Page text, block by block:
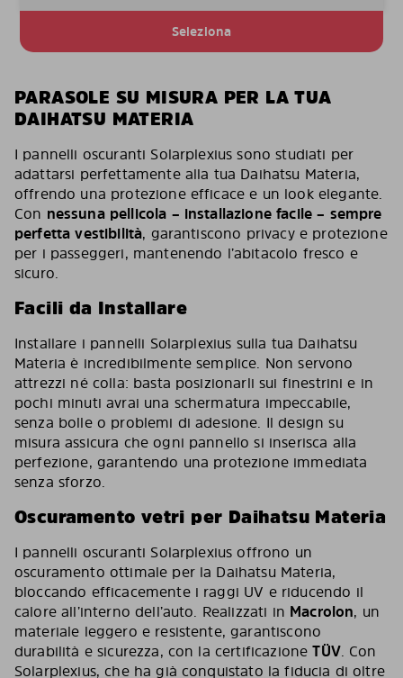
Seleziona
PARASOLE SU MISURA PER LA TUA
DAIHATSU MATERIA
I pannelli oscuranti Solarplexius sono studiati per
adattarsi perfettamente alla tua Daihatsu Materia,
offrendo una protezione efficace e un look elegante.
Con nessuna pellicola – installazione facile – sempre
perfetta vestibilità, garantiscono privacy e protezione
per i passeggeri, mantenendo l’abitacolo fresco e
sicuro.
Facili da Installare
Installare i pannelli Solarplexius sulla tua Daihatsu
Materia è incredibilmente semplice. Non servono
attrezzi né colla: basta posizionarli sui finestrini e in
pochi minuti avrai una schermatura impeccabile,
senza bolle o problemi di adesione. Il design su
misura assicura che ogni pannello si inserisca alla
perfezione, garantendo una protezione immediata
senza sforzo.
Oscuramento vetri per Daihatsu Materia
I pannelli oscuranti Solarplexius offrono un
oscuramento ottimale per la Daihatsu Materia,
bloccando efficacemente i raggi UV e riducendo il
calore all’interno dell’auto. Realizzati in Macrolon, un
materiale leggero e resistente, garantiscono
durabilità e sicurezza, con la certificazioneTÜV. Con
Solarplexius, che ha già conquistato la fiducia di oltre